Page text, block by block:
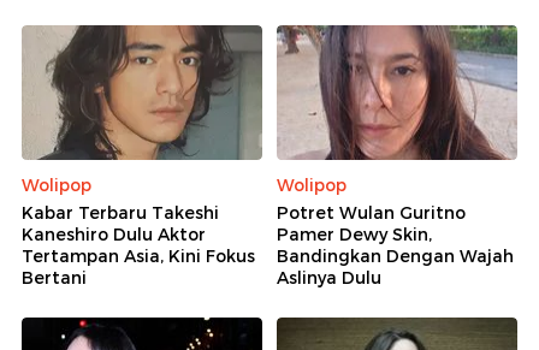
Wolipop
Kabar Terbaru Takeshi
Kaneshiro Dulu Aktor
Tertampan Asia, Kini Fokus
Bertani
Wolipop
Potret Wulan Guritno
Pamer Dewy Skin,
Bandingkan Dengan Wajah
Aslinya Dulu